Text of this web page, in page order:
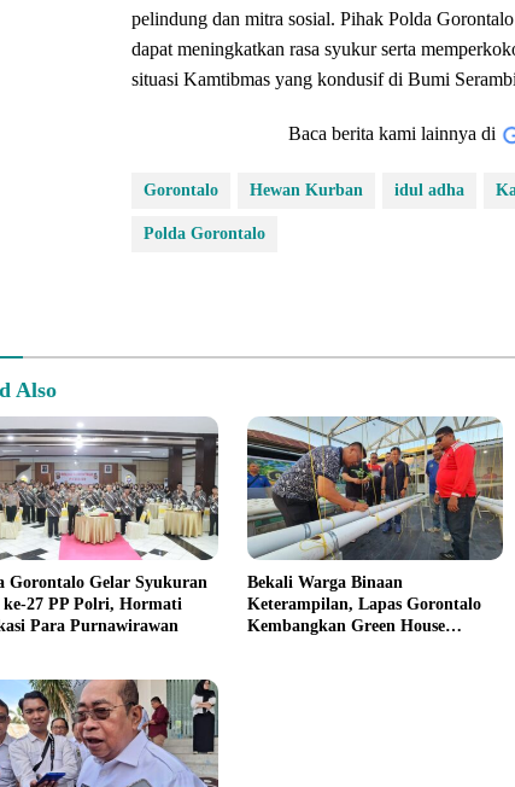
pelindung dan mitra sosial. Pihak Polda
dapat meningkatkan rasa syukur serta
situasi Kamtibmas yang kondusif di Bumi
Baca berita kami lainnya di
Gorontalo Hewan Kurban idul adha
Polda Gorontalo
Also
Gorontalo Gelar Syukuran
27 PP Polri, Hormati
Para Purnawirawan
Bekali Warga Binaan
Keterampilan, Lapas Gorontalo
Kembangkan Green House